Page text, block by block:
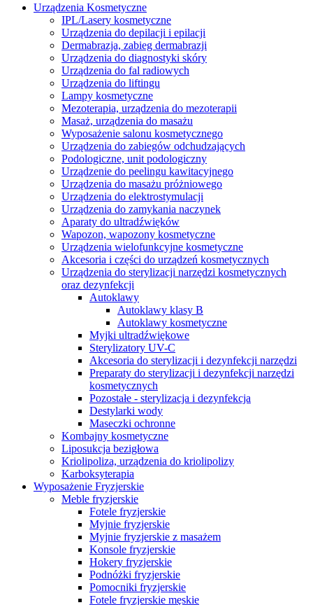
Urządzenia Kosmetyczne
IPL/Lasery kosmetyczne
Urządzenia do depilacji i epilacji
Dermabrazja, zabieg dermabrazji
Urządzenia do diagnostyki skóry
Urządzenia do fal radiowych
Urządzenia do liftingu
Lampy kosmetyczne
Mezoterapia, urządzenia do mezoterapii
Masaż, urządzenia do masażu
Wyposażenie salonu kosmetycznego
Urządzenia do zabiegów odchudzających
Podologiczne, unit podologiczny
Urządzenie do peelingu kawitacyjnego
Urządzenia do masażu próżniowego
Urządzenia do elektrostymulacji
Urządzenia do zamykania naczynek
Aparaty do ultradźwięków
Wapozon, wapozony kosmetyczne
Urządzenia wielofunkcyjne kosmetyczne
Akcesoria i części do urządzeń kosmetycznych
Urządzenia do sterylizacji narzędzi kosmetycznych
oraz dezynfekcji
Autoklawy
Autoklawy klasy B
Autoklawy kosmetyczne
Myjki ultradźwiękowe
Sterylizatory UV-C
Akcesoria do sterylizacji i dezynfekcji narzędzi
Preparaty do sterylizacji i dezynfekcji narzędzi
kosmetycznych
Pozostałe - sterylizacja i dezynfekcja
Destylarki wody
Maseczki ochronne
Kombajny kosmetyczne
Liposukcja bezigłowa
Kriolipoliza, urządzenia do kriolipolizy
Karboksyterapia
Wyposażenie Fryzjerskie
Meble fryzjerskie
Fotele fryzjerskie
Myjnie fryzjerskie
Myjnie fryzjerskie z masażem
Konsole fryzjerskie
Hokery fryzjerskie
Podnóżki fryzjerskie
Pomocniki fryzjerskie
Fotele fryzjerskie męskie